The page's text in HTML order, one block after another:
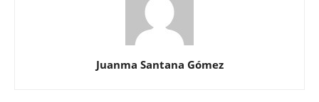
Juanma Santana Gómez